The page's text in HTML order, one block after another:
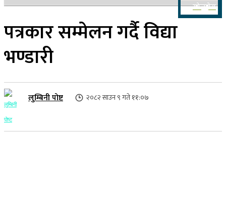
खोज्नुहोस
पत्रकार सम्मेलन गर्दै विद्या
भण्डारी
लुम्बिनी पोष्ट २०८२ साउन ९ गते ११:०७